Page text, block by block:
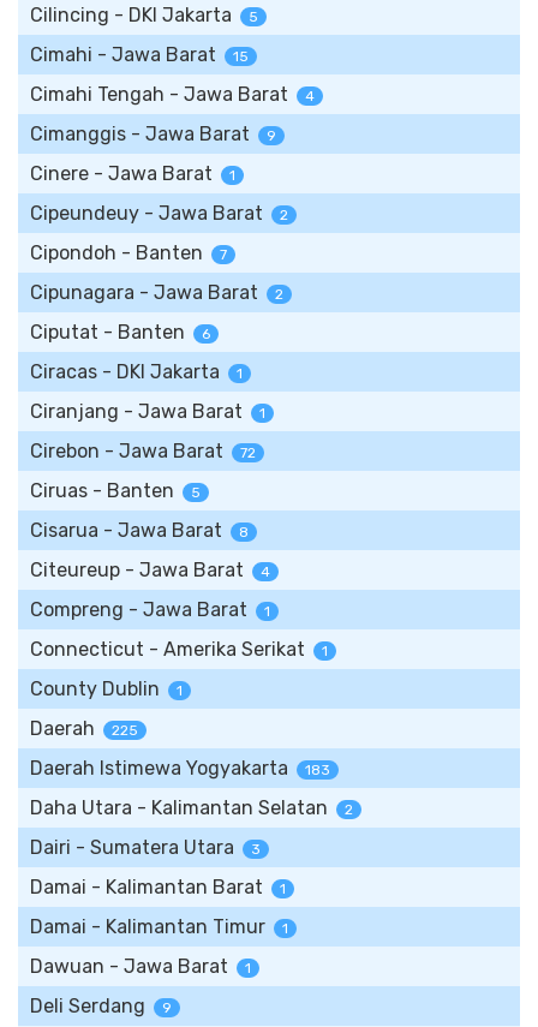
Cilincing - DKI Jakarta 5
Cimahi - Jawa Barat 15
Cimahi Tengah - Jawa Barat 4
Cimanggis - Jawa Barat 9
Cinere - Jawa Barat 1
Cipeundeuy - Jawa Barat 2
Cipondoh - Banten 7
Cipunagara - Jawa Barat 2
Ciputat - Banten 6
Ciracas - DKI Jakarta 1
Ciranjang - Jawa Barat 1
Cirebon - Jawa Barat 72
Ciruas - Banten 5
Cisarua - Jawa Barat 8
Citeureup - Jawa Barat 4
Compreng - Jawa Barat 1
Connecticut - Amerika Serikat 1
County Dublin 1
Daerah 225
Daerah Istimewa Yogyakarta 183
Daha Utara - Kalimantan Selatan 2
Dairi - Sumatera Utara 3
Damai - Kalimantan Barat 1
Damai - Kalimantan Timur 1
Dawuan - Jawa Barat 1
Deli Serdang 9